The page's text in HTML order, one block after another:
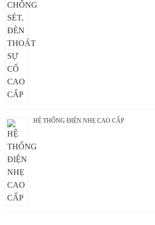
HỆ THỐNG ĐIỆN NHẸ CAO CẤP